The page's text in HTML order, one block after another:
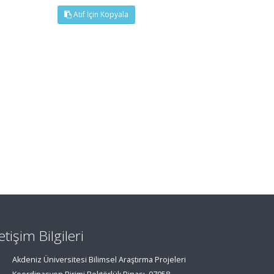
Atıf İçin Kopyala
Bilgileri
Akdeniz Üniversitesi Bilimsel Araştırma Projeleri